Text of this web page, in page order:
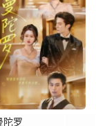
陀罗